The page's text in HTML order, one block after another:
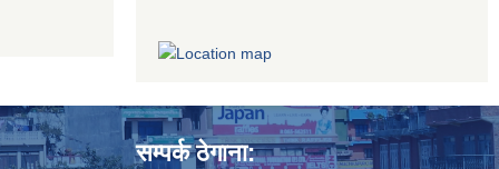
सम्पर्क ठेगाना: